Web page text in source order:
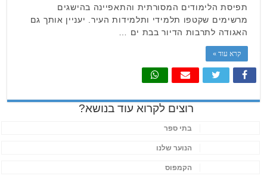
תפיסת הלימודים המסורתית והתאפיינה בהישגים
מרשימים שקטפו תלמידי ותלמידות העיר. יעניין אותך גם
האגודה לתרבות הדיור בבת ים …
קרא עוד »
רוצים לקרוא עוד בנושא?
בתי ספר
הנוער שלנו
הקמפוס